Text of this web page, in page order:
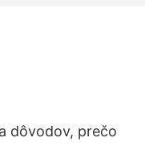
dôvodov, prečo